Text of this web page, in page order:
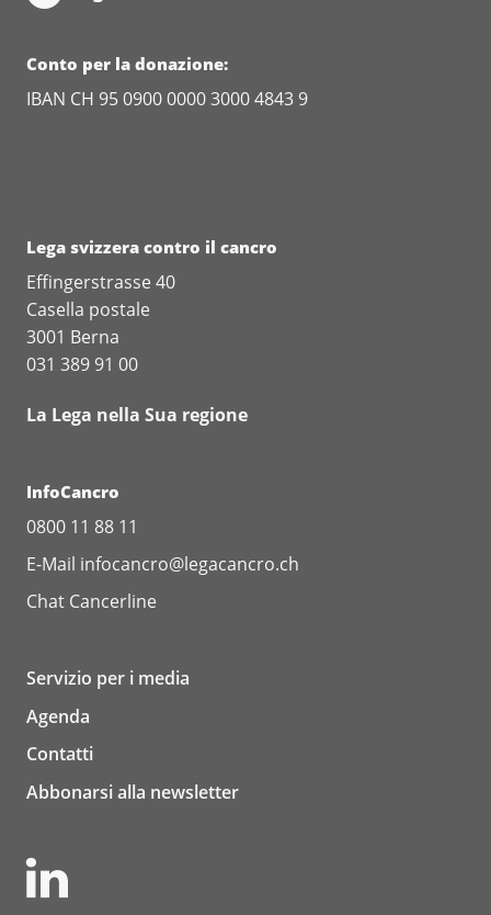
Conto per la donazione:
IBAN CH 95 0900 0000 3000 4843 9
Lega svizzera contro il cancro
Effingerstrasse 40
Casella postale
3001 Berna
031 389 91 00
La Lega nella Sua regione
InfoCancro
0800 11 88 11
E-Mail infocancro@legacancro.ch
Chat Cancerline
Servizio per i media
Agenda
Contatti
Abbonarsi alla newsletter